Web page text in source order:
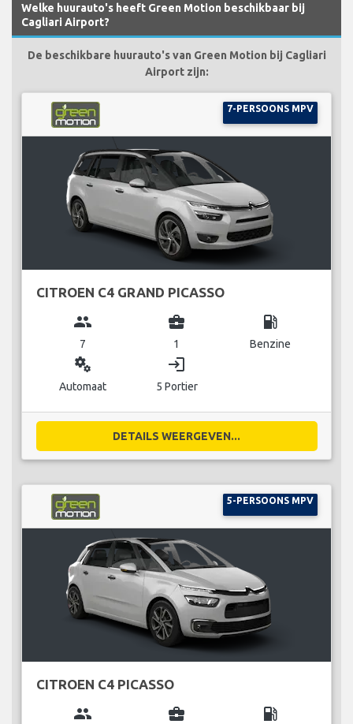
Welke huurauto's heeft Green Motion beschikbaar bij
Cagliari Airport?
De beschikbare huurauto's van Green Motion bij Cagliari
Airport zijn:
7-PERSOONS MPV
CITROEN C4 GRAND PICASSO
group
7
business_center
1
local_gas_station
Benzine
miscellaneous_services
Automaat
login
5 Portier
DETAILS WEERGEVEN...
5-PERSOONS MPV
CITROEN C4 PICASSO
group business_center local_gas_station